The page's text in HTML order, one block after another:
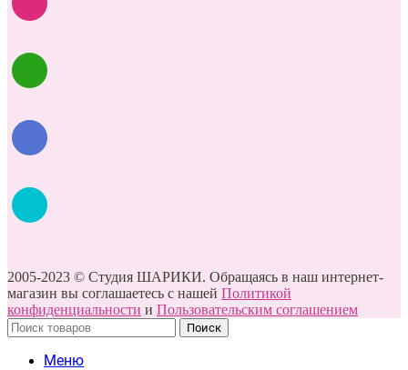
2005-2023 © Студия ШАРИКИ. Обращаясь в наш интернет-
магазин вы соглашаетесь с нашей Политикой
конфиденциальности и Пользовательским соглашением
Поиск
Меню